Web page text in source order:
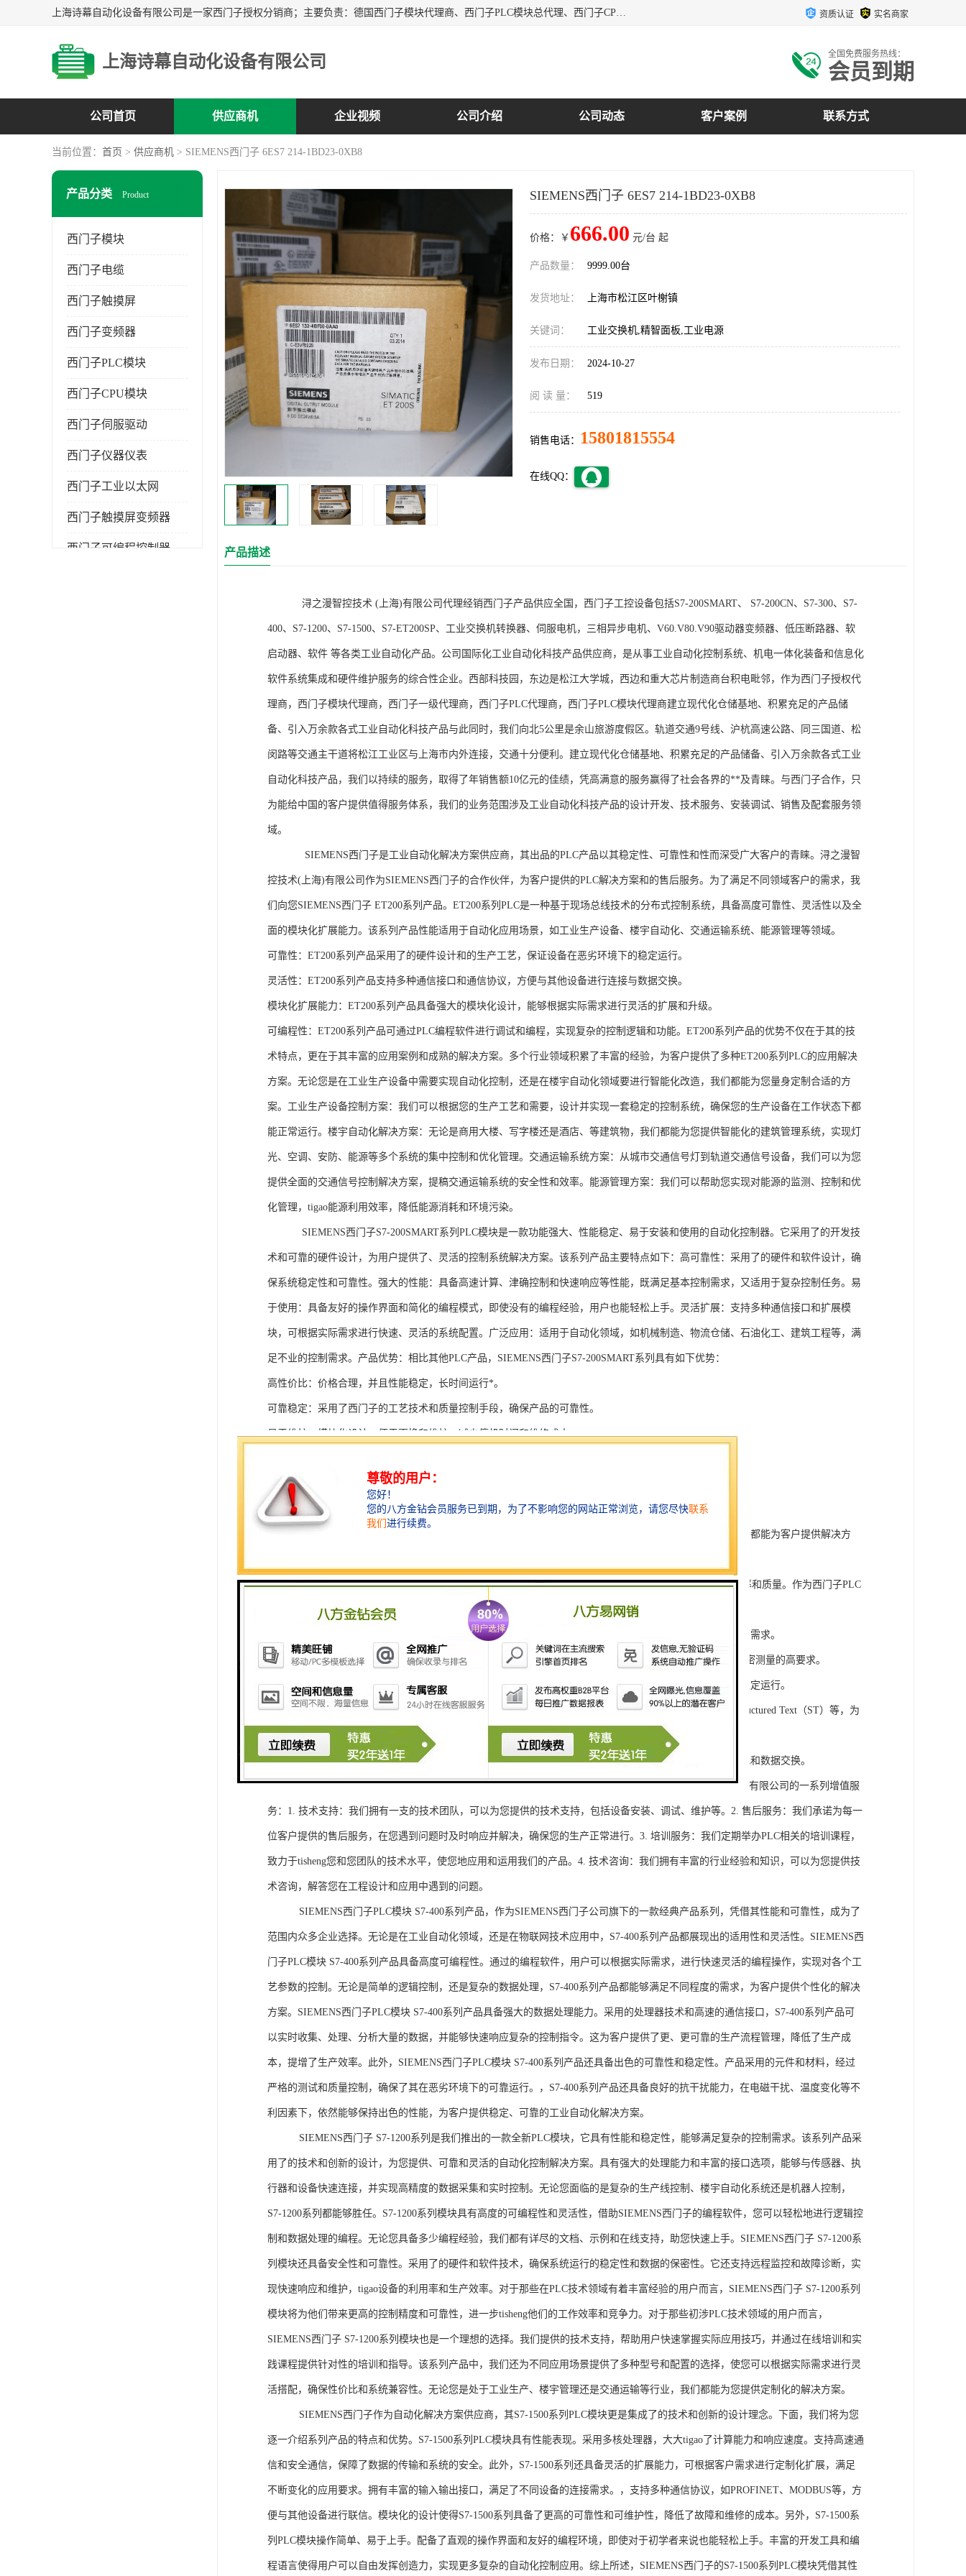
上海诗幕自动化设备有限公司是一家西门子授权分销商；主要负责：德国西门子模块代理商、西门子PLC模块总代理、西门子CPU模块代理商、西门子电缆代理、西门子触摸屏变频器总代理等专销售西门子各系列产品；实体公司，诚信经营，价格优势，品质保证，库存量大，供应！ 资质认证 实名商家
上海诗幕自动化设备有限公司 全国免费服务热线：
会员到期
公司首页 供应商机 企业视频 公司介绍 公司动态 客户案例 联系方式
当前位置： 首页 > 供应商机 > SIEMENS西门子 6ES7 214-1BD23-0XB8
产品分类 Product
西门子模块
西门子电缆
西门子触摸屏
西门子变频器
西门子PLC模块
西门子CPU模块
西门子伺服驱动
西门子仪器仪表
西门子工业以太网
西门子触摸屏变频器
西门子可编程控制器
SIEMENS西门子 6ES7 214-1BD23-0XB8
价格：￥ 666.00 元/台 起
产品数量： 9999.00台
发货地址： 上海市松江区叶榭镇
关键词： 工业交换机,精智面板,工业电源
发布日期： 2024-10-27
阅 读 量： 519
销售电话： 15801815554
在线QQ：
产品描述
浔之漫智控技术 (上海)有限公司代理经销西门子产品供应全国，西门子工控设备包括S7-200SMART、 S7-200CN、S7-300、S7-
400、S7-1200、S7-1500、S7-ET200SP、工业交换机转换器、伺服电机，三相异步电机、V60.V80.V90驱动器变频器、低压断路器、软
启动器、软件 等各类工业自动化产品。公司国际化工业自动化科技产品供应商，是从事工业自动化控制系统、机电一体化装备和信息化
软件系统集成和硬件维护服务的综合性企业。西部科技园，东边是松江大学城，西边和重大芯片制造商台积电毗邻，作为西门子授权代
理商，西门子模块代理商，西门子一级代理商，西门子PLC代理商，西门子PLC模块代理商建立现代化仓储基地、积累充足的产品储
备、引入万余款各式工业自动化科技产品与此同时，我们向北5公里是余山旅游度假区。轨道交通9号线、沪杭高速公路、同三国道、松
闵路等交通主干道将松江工业区与上海市内外连接，交通十分便利。建立现代化仓储基地、积累充足的产品储备、引入万余款各式工业
自动化科技产品，我们以持续的服务，取得了年销售额10亿元的佳绩，凭高满意的服务赢得了社会各界的**及青睐。与西门子合作，只
为能给中国的客户提供值得服务体系，我们的业务范围涉及工业自动化科技产品的设计开发、技术服务、安装调试、销售及配套服务领
域。
SIEMENS西门子是工业自动化解决方案供应商，其出品的PLC产品以其稳定性、可靠性和性而深受广大客户的青睐。浔之漫智
控技术(上海)有限公司作为SIEMENS西门子的合作伙伴，为客户提供的PLC解决方案和的售后服务。为了满足不同领域客户的需求，我
们向您SIEMENS西门子 ET200系列产品。ET200系列PLC是一种基于现场总线技术的分布式控制系统，具备高度可靠性、灵活性以及全
面的模块化扩展能力。该系列产品性能适用于自动化应用场景，如工业生产设备、楼宇自动化、交通运输系统、能源管理等领域。
可靠性：ET200系列产品采用了的硬件设计和的生产工艺，保证设备在恶劣环境下的稳定运行。
灵活性：ET200系列产品支持多种通信接口和通信协议，方便与其他设备进行连接与数据交换。
模块化扩展能力：ET200系列产品具备强大的模块化设计，能够根据实际需求进行灵活的扩展和升级。
可编程性：ET200系列产品可通过PLC编程软件进行调试和编程，实现复杂的控制逻辑和功能。ET200系列产品的优势不仅在于其的技
术特点，更在于其丰富的应用案例和成熟的解决方案。多个行业领域积累了丰富的经验，为客户提供了多种ET200系列PLC的应用解决
方案。无论您是在工业生产设备中需要实现自动化控制，还是在楼宇自动化领域要进行智能化改造，我们都能为您量身定制合适的方
案。工业生产设备控制方案：我们可以根据您的生产工艺和需要，设计并实现一套稳定的控制系统，确保您的生产设备在工作状态下都
能正常运行。楼宇自动化解决方案：无论是商用大楼、写字楼还是酒店、等建筑物，我们都能为您提供智能化的建筑管理系统，实现灯
光、空调、安防、能源等多个系统的集中控制和优化管理。交通运输系统方案：从城市交通信号灯到轨道交通信号设备，我们可以为您
提供全面的交通信号控制解决方案，提稿交通运输系统的安全性和效率。能源管理方案：我们可以帮助您实现对能源的监测、控制和优
化管理，tigao能源利用效率，降低能源消耗和环境污染。
SIEMENS西门子S7-200SMART系列PLC模块是一款功能强大、性能稳定、易于安装和使用的自动化控制器。它采用了的开发技
术和可靠的硬件设计，为用户提供了、灵活的控制系统解决方案。该系列产品主要特点如下：高可靠性：采用了的硬件和软件设计，确
保系统稳定性和可靠性。强大的性能：具备高速计算、津确控制和快速响应等性能，既满足基本控制需求，又适用于复杂控制任务。易
于使用：具备友好的操作界面和简化的编程模式，即使没有的编程经验，用户也能轻松上手。灵活扩展：支持多种通信接口和扩展模
块，可根据实际需求进行快速、灵活的系统配置。广泛应用：适用于自动化领域，如机械制造、物流仓储、石油化工、建筑工程等，满
足不业的控制需求。产品优势：相比其他PLC产品，SIEMENS西门子S7-200SMART系列具有如下优势：
高性价比：价格合理，并且性能稳定，长时间运行*。
可靠稳定：采用了西门子的工艺技术和质量控制手段，确保产品的可靠性。
易于维护：模块化设计，便于更换和维护，减少停机时间和维修成本。
灵活配置：多种通信接口和编程模式可选，满足不同用户的个性化要求。
快速部署：配备了完善的软件工具和技术支持，可快速部署系统，缩短项目周期。
在智能科技、自动化科技和机电领域内有着到的见解。无论是提供技术咨询，还是进行技术开发和转让，我们都能为客户提供解决方
SIEMENS西门子PLC模块S7-300系列产品是一系列高可靠性、高性能的工控设备，旨在tisheng生产效率和质量。作为西门子PLC
系列中的重要组成部分，S7-300系列产品具有以下突出特点：
1. 灵活性和可扩展性：S7-300系列产品设计特，可根据客户需求灵活配置输入输出模块，满足不同规模工程的需求。
2. 高速、高精度的模拟量输入输出：S7-300系列产品支持多达8个模拟量输入输出通道，可满足对于控制和精密测量的高要求。
3. 高可靠性和稳定性：S7-300系列产品采用的硬件和软件技术，具有高度可靠性和稳定性，保证系统的长期稳定运行。
4. 灵活可编程：S7-300系列产品采用TIA Portal开发环境，支持多种编程语言，如Ladder Diagram（LD）、Structured Text（ST）等，为
工程师提供了更多编程选择。
5. 可靠的通讯接口：S7-300系列产品配备丰富的通讯接口，可与其他工控设备无缝集成，实现设备之间的通讯和数据交换。
购买SIEMENS西门子PLC模块S7-300系列产品，不仅获得了可靠的工控设备，还将获得浔之漫智控技术(上海)有限公司的一系列增值服
务：1. 技术支持：我们拥有一支的技术团队，可以为您提供的技术支持，包括设备安装、调试、维护等。2. 售后服务：我们承诺为每一
位客户提供的售后服务，在您遇到问题时及时响应并解决，确保您的生产正常进行。3. 培训服务：我们定期举办PLC相关的培训课程，
致力于tisheng您和您团队的技术水平，使您地应用和运用我们的产品。4. 技术咨询：我们拥有丰富的行业经验和知识，可以为您提供技
术咨询，解答您在工程设计和应用中遇到的问题。
SIEMENS西门子PLC模块 S7-400系列产品，作为SIEMENS西门子公司旗下的一款经典产品系列，凭借其性能和可靠性，成为了
范围内众多企业选择。无论是在工业自动化领域，还是在物联网技术应用中，S7-400系列产品都展现出的适用性和灵活性。SIEMENS西
门子PLC模块 S7-400系列产品具备高度可编程性。通过的编程软件，用户可以根据实际需求，进行快速灵活的编程操作，实现对各个工
艺参数的控制。无论是简单的逻辑控制，还是复杂的数据处理，S7-400系列产品都能够满足不同程度的需求，为客户提供个性化的解决
方案。SIEMENS西门子PLC模块 S7-400系列产品具备强大的数据处理能力。采用的处理器技术和高速的通信接口，S7-400系列产品可
以实时收集、处理、分析大量的数据，并能够快速响应复杂的控制指令。这为客户提供了更、更可靠的生产流程管理，降低了生产成
本，提增了生产效率。此外，SIEMENS西门子PLC模块 S7-400系列产品还具备出色的可靠性和稳定性。产品采用的元件和材料，经过
严格的测试和质量控制，确保了其在恶劣环境下的可靠运行。，S7-400系列产品还具备良好的抗干扰能力，在电磁干扰、温度变化等不
利因素下，依然能够保持出色的性能，为客户提供稳定、可靠的工业自动化解决方案。
SIEMENS西门子 S7-1200系列是我们推出的一款全新PLC模块，它具有性能和稳定性，能够满足复杂的控制需求。该系列产品采
用了的技术和创新的设计，为您提供、可靠和灵活的自动化控制解决方案。具有强大的处理能力和丰富的接口选项，能够与传感器、执
行器和设备快速连接，并实现高精度的数据采集和实时控制。无论您面临的是复杂的生产线控制、楼宇自动化系统还是机器人控制，
S7-1200系列都能够胜任。S7-1200系列模块具有高度的可编程性和灵活性，借助SIEMENS西门子的编程软件，您可以轻松地进行逻辑控
制和数据处理的编程。无论您具备多少编程经验，我们都有详尽的文档、示例和在线支持，助您快速上手。SIEMENS西门子 S7-1200系
列模块还具备安全性和可靠性。采用了的硬件和软件技术，确保系统运行的稳定性和数据的保密性。它还支持远程监控和故障诊断，实
现快速响应和维护，tigao设备的利用率和生产效率。对于那些在PLC技术领域有着丰富经验的用户而言，SIEMENS西门子 S7-1200系列
模块将为他们带来更高的控制精度和可靠性，进一步tisheng他们的工作效率和竞争力。对于那些初涉PLC技术领域的用户而言，
SIEMENS西门子 S7-1200系列模块也是一个理想的选择。我们提供的技术支持，帮助用户快速掌握实际应用技巧，并通过在线培训和实
践课程提供针对性的培训和指导。该系列产品中，我们还为不同应用场景提供了多种型号和配置的选择，使您可以根据实际需求进行灵
活搭配，确保性价比和系统兼容性。无论您是处于工业生产、楼宇管理还是交通运输等行业，我们都能为您提供定制化的解决方案。
SIEMENS西门子作为自动化解决方案供应商，其S7-1500系列PLC模块更是集成了的技术和创新的设计理念。下面，我们将为您
逐一介绍系列产品的特点和优势。S7-1500系列PLC模块具有性能表现。采用多核处理器，大大tigao了计算能力和响应速度。支持高速通
信和安全通信，保障了数据的传输和系统的安全。此外，S7-1500系列还具备灵活的扩展能力，可根据客户需求进行定制化扩展，满足
不断变化的应用要求。拥有丰富的输入输出接口，满足了不同设备的连接需求。，支持多种通信协议，如PROFINET、MODBUS等，方
便与其他设备进行联信。模块化的设计使得S7-1500系列具备了更高的可靠性和可维护性，降低了故障和维修的成本。另外，S7-1500系
列PLC模块操作简单、易于上手。配备了直观的操作界面和友好的编程环境，即使对于初学者来说也能轻松上手。丰富的开发工具和编
程语言使得用户可以自由发挥创造力，实现更多复杂的自动化控制应用。综上所述，SIEMENS西门子的S7-1500系列PLC模块凭借其性